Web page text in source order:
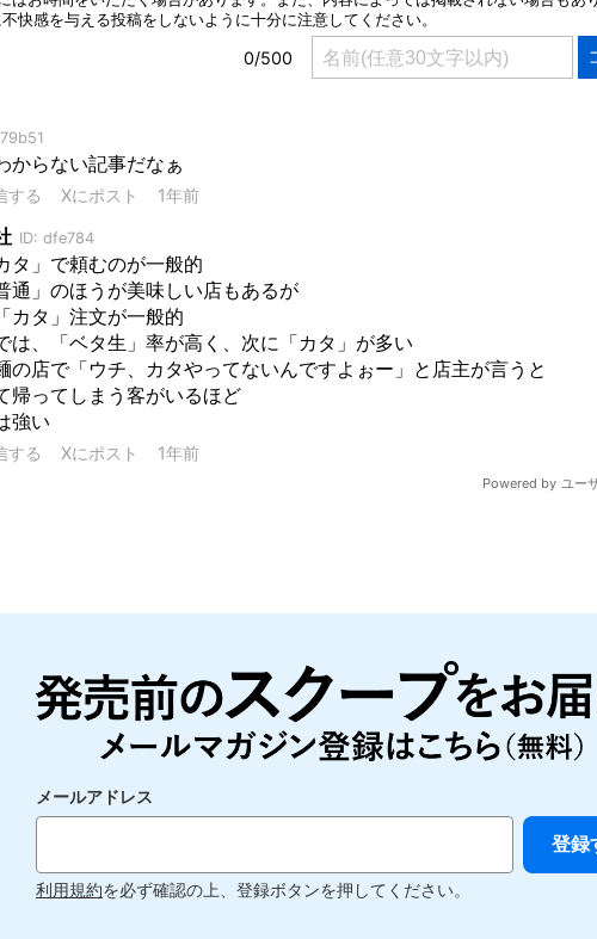
メールアドレス
利用規約を必ず確認の上、登録ボタンを押してください。